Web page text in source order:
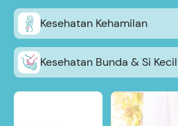
Kesehatan Kehamilan
Kesehatan Bunda & Si Kecil